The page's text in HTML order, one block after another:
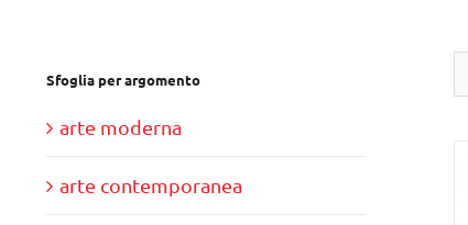
Sfoglia per argomento
arte moderna
arte contemporanea